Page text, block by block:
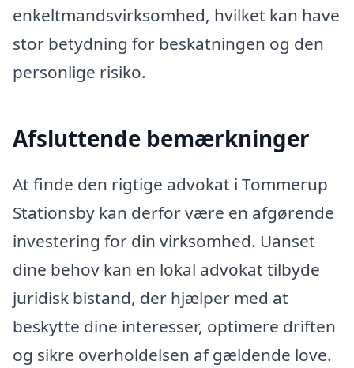
enkeltmandsvirksomhed, hvilket kan have
stor betydning for beskatningen og den
personlige risiko.
Afsluttende bemærkninger
At finde den rigtige advokat i Tommerup
Stationsby kan derfor være en afgørende
investering for din virksomhed. Uanset
dine behov kan en lokal advokat tilbyde
juridisk bistand, der hjælper med at
beskytte dine interesser, optimere driften
og sikre overholdelsen af gældende love.